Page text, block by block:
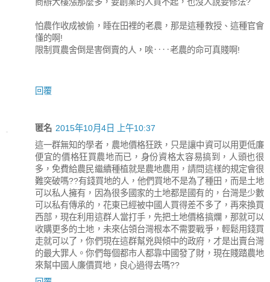
怕農作收成被偷，睡在田裡的老農，那是這種教授、這種官會
懂的啊!
限制買農舍倒是害倒賣的人，唉‥‥老農的命可真賤啊!
回覆
匿名 2015年10月4日 上午10:37
這一群無知的學者，農地價格狂跌，只是讓中資可以用更低廉
便宜的價格狂買農地而已，身份資格太容易搞到，人頭也很
多，免費給農民繼續種植就是農地農用，請問這樣的規定會很
難突破嗎??有錢買地的人，他們買地不是為了種田，而是土地
可以私人擁有，因為很多國家的土地都是國有的，台灣是少數
可以私有傳承的，花東已經被中國人買得差不多了，再來換買
西部，現在利用這群人當打手，先把土地價格搞爛，那就可以
收購更多的土地，未來佔領台灣根本不需要戰爭，輕鬆用錢買
走就可以了，你們現在這群幫兇與傾中的政府，才是出賣台灣
的最大罪人。你們每個都市人都靠中國發了財，現在賤踏農地
來幫中國人廉價買地，良心過得去嗎??